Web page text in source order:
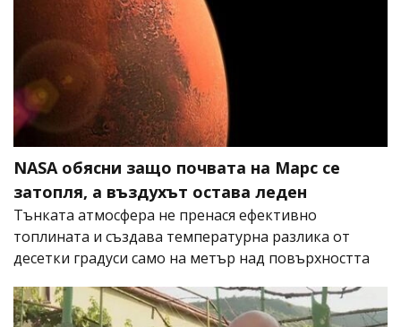
NASA обясни защо почвата на Марс се
затопля, а въздухът остава леден
Тънката атмосфера не пренася ефективно
топлината и създава температурна разлика от
десетки градуси само на метър над повърхността